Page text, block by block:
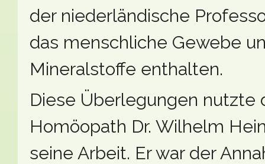
der niederländische
das menschliche Gewebe
Mineralstoffe enthalten.
Diese Überlegungen nutzte
Homöopath Dr. Wilhelm
seine Arbeit. Er war der